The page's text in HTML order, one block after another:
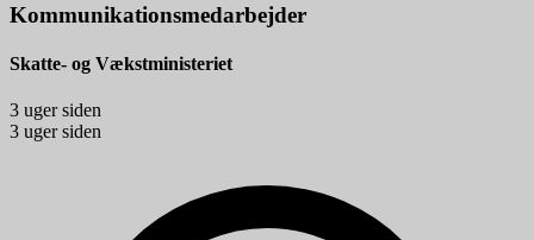
Kommunikationsmedarbejder
Skatte- og Vækstministeriet
3 uger siden
3 uger siden